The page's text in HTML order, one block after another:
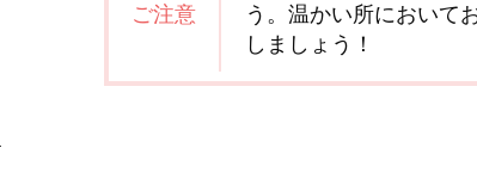
ご注意
う。温かい所において
しましょう！